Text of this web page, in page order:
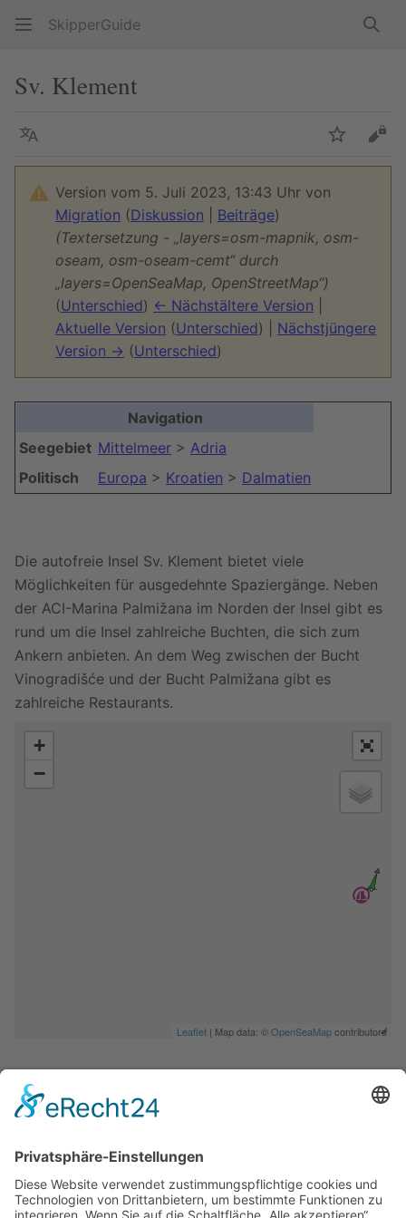
SkipperGuide
Sv. Klement
Sprache
Version vom 5. Juli 2023, 13:43 Uhr von
Migration (Diskussion Beiträge)
(Textersetzung - „layers=osm-mapnik, osm-
oseam, osm-oseam-cemt“ durch
„layers=OpenSeaMap, OpenStreetMap“)
(Unterschied) ← Nächstältere Version
Aktuelle Version (Unterschied) | Nächstjüngere
Version → (Unterschied)
Navigation
Seegebiet Mittelmeer > Adria
Politisch
Europa > Kroatien > Dalmatien
Die autofreie Insel Sv. Klement bietet viele
Möglichkeiten für ausgedehnte Spaziergänge. Neben
der ACI-Marina Palmižana im Norden der Insel gibt es
rund um die Insel zahlreiche Buchten, die sich zum
Ankern anbieten. An dem Weg zwischen der Bucht
Vinogradišće und der Bucht Palmižana gibt es
zahlreiche Restaurants.
+
−
Leaflet | Map data: ©OpenSeaMapcontributors
Liegemöglichkeiten
Links